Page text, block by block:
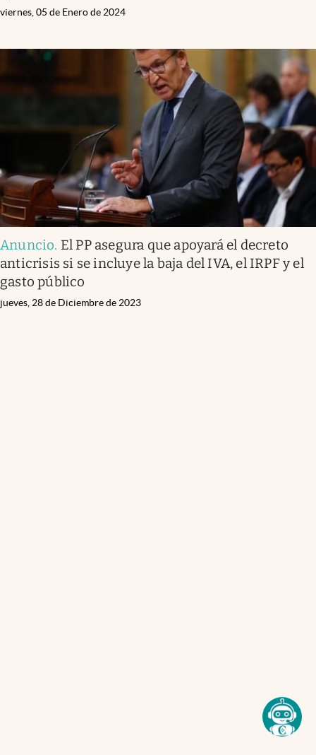
viernes, 05 de Enero de 2024
Anuncio. El PP asegura que apoyará el decreto
anticrisis si se incluye la baja del IVA, el IRPF y el
gasto público
jueves, 28 de Diciembre de 2023